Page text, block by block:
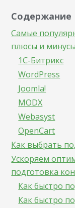
Содержание
Самые
плюсы и минусы
1C-Битрикс
WordPress
Joomla!
MODX
Webasyst
OpenCart
Как выбрать
Ускоряем
подготовка
Как быстро
Как быстро